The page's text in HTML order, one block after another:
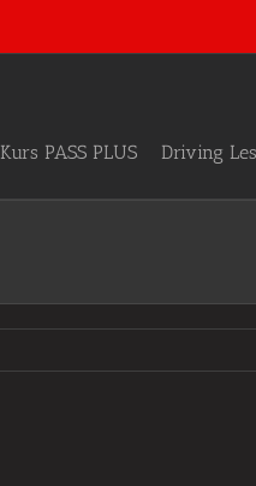
Kurs PASS PLUS Driving